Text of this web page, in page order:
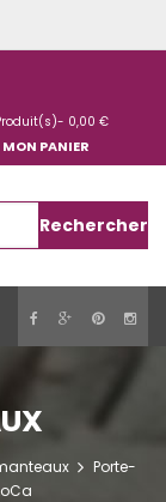
Rechercher
0,00 €
MON PANIER
Porte-